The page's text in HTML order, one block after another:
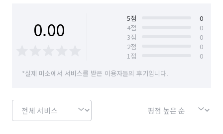
0.00 5점
0
4점
0
3점
0
2점
0
1점
0
*실제 미소에서 서비스를 받은 이용자들의 후기입니다.